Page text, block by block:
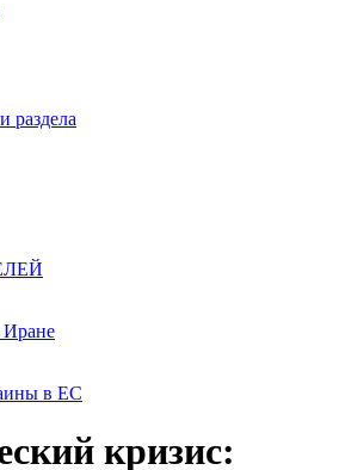
раздела
в ЕС
кризис: